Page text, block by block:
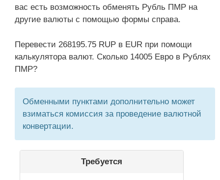
вас есть возможность обменять Рубль ПМР на
другие валюты с помощью формы справа.
Перевести 268195.75 RUP в EUR при помощи
калькулятора валют. Сколько 14005 Евро в Рублях
ПМР?
Обменными пунктами дополнительно может
взиматься комиссия за проведение валютной
конвертации.
Требуется